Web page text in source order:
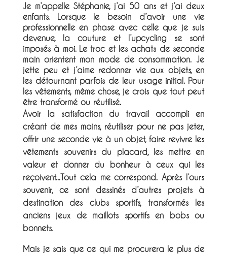
Je m’appelle Stéphanie, j’ai 50 ans et j’ai deux
enfants. Lorsque le besoin d’avoir une vie
professionnelle en phase avec celle que je suis
devenue, la couture et l’upcycling se sont
imposés à moi. Le troc et les achats de seconde
main orientent mon mode de consommation. Je
jette peu et j’aime redonner vie aux objets, en
les détournant parfois de leur usage initial. Pour
les vêtements, même chose, je crois que tout peut
être transformé ou réutilisé.
Avoir la satisfaction du travail accompli en
créant de mes mains, réutiliser pour ne pas jeter,
offrir une seconde vie à un objet, faire revivre les
vêtements souvenirs du placard, les mettre en
valeur et donner du bonheur à ceux qui les
reçoivent...Tout cela me correspond. Après l’ours
souvenir, ce sont dessinés d’autres projets à
destination des clubs sportifs, transformés les
anciens jeux de maillots sportifs en bobs ou
bonnets.
Mais je sais que ce qui me procurera le plus de